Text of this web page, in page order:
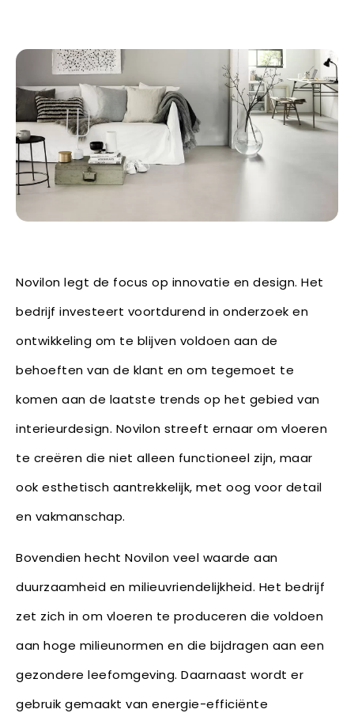
Novilon legt de focus op innovatie en design. Het
bedrijf investeert voortdurend in onderzoek en
ontwikkeling om te blijven voldoen aan de
behoeften van de klant en om tegemoet te
komen aan de laatste trends op het gebied van
interieurdesign. Novilon streeft ernaar om vloeren
te creëren die niet alleen functioneel zijn, maar
ook esthetisch aantrekkelijk, met oog voor detail
en vakmanschap.
Bovendien hecht Novilon veel waarde aan
duurzaamheid en milieuvriendelijkheid. Het bedrijf
zet zich in om vloeren te produceren die voldoen
aan hoge milieunormen en die bijdragen aan een
gezondere leefomgeving. Daarnaast wordt er
gebruik gemaakt van energie-efficiënte